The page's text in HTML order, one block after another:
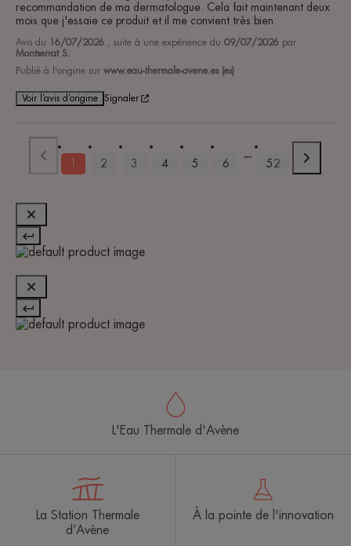
recommandation de ma dermatologue. Cela fait maintenant deux
mois que j'essaie ce produit et il me convient très bien.
Avis du 16/07/2026 , suite à une expérience du 09/07/2026 par
Montserrat S.
Publié à l'origine sur www.eau-thermale-avene.es (es)
Voir l’avis d’origine Signaler
1 2 3 4 5 6 52
L'Eau Thermale d'Avène
La Station Thermale
d’Avène
À la pointe de l'innovation